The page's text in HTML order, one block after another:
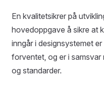
En kvalitetsikrer på
hovedoppgave å sikre at
inngår i designsystemet
forventet, og er i samsvar
og standarder.